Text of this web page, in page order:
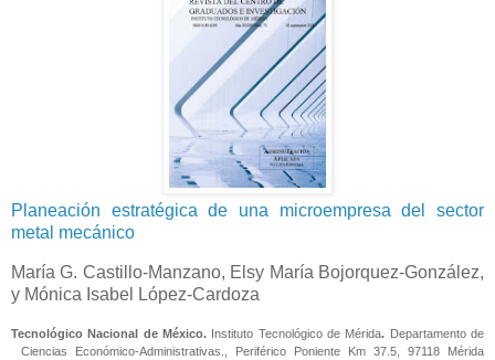
Planeación estratégica de una microempresa del sector
metal mecánico
María G. Castillo-Manzano, Elsy María Bojorquez-González,
y Mónica Isabel López-Cardoza
Tecnológico Nacional de México. Instituto Tecnológico de Mérida. Departamento de
Ciencias Económico-Administrativas., Periférico Poniente Km 37.5, 97118 Mérida